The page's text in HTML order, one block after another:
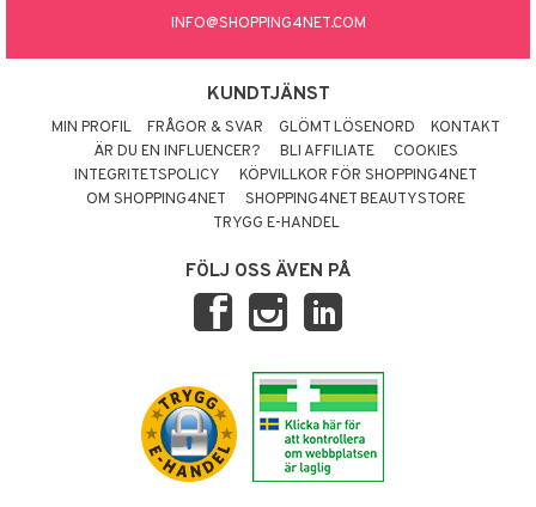
INFO@SHOPPING4NET.COM
KUNDTJÄNST
MIN PROFIL FRÅGOR & SVAR GLÖMT LÖSENORD
KONTAKT
ÄR DU EN INFLUENCER?
BLI AFFILIATE
COOKIES
INTEGRITETSPOLICY
KÖPVILLKOR FÖR SHOPPING4NET
OM SHOPPING4NET
SHOPPING4NET BEAUTYSTORE
TRYGG E-HANDEL
FÖLJ OSS ÄVEN PÅ